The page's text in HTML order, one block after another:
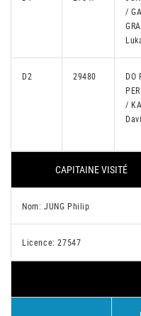
/
D2 29480
DO
/
CAPITAINE VISITÉ
Nom: JUNG Philip
Licence: 27547